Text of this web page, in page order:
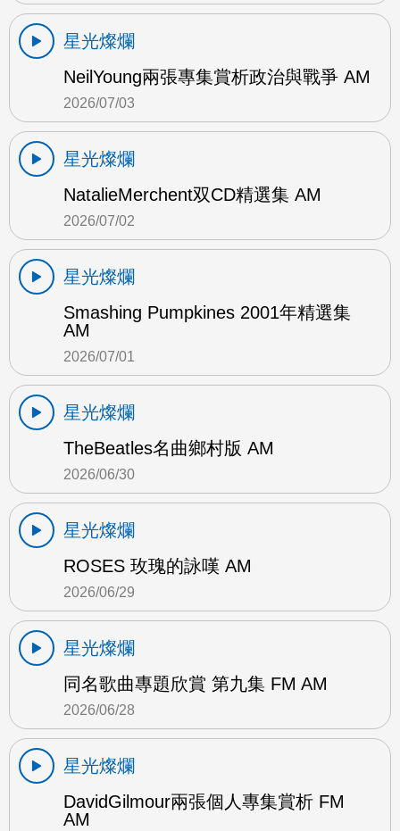
星光燦爛
NeilYoung兩張專集賞析政治與戰爭 AM
2026/07/03
星光燦爛
NatalieMerchent双CD精選集 AM
2026/07/02
星光燦爛
Smashing Pumpkines 2001年精選集
AM
2026/07/01
星光燦爛
TheBeatles名曲鄉村版 AM
2026/06/30
星光燦爛
ROSES 玫瑰的詠嘆 AM
2026/06/29
星光燦爛
同名歌曲專題欣賞 第九集 FM AM
2026/06/28
星光燦爛
DavidGilmour兩張個人專集賞析 FM
AM